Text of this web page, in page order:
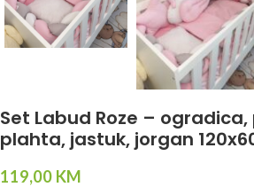
Set Labud Roze –
plahta, jastuk, jorgan
119,00 KM